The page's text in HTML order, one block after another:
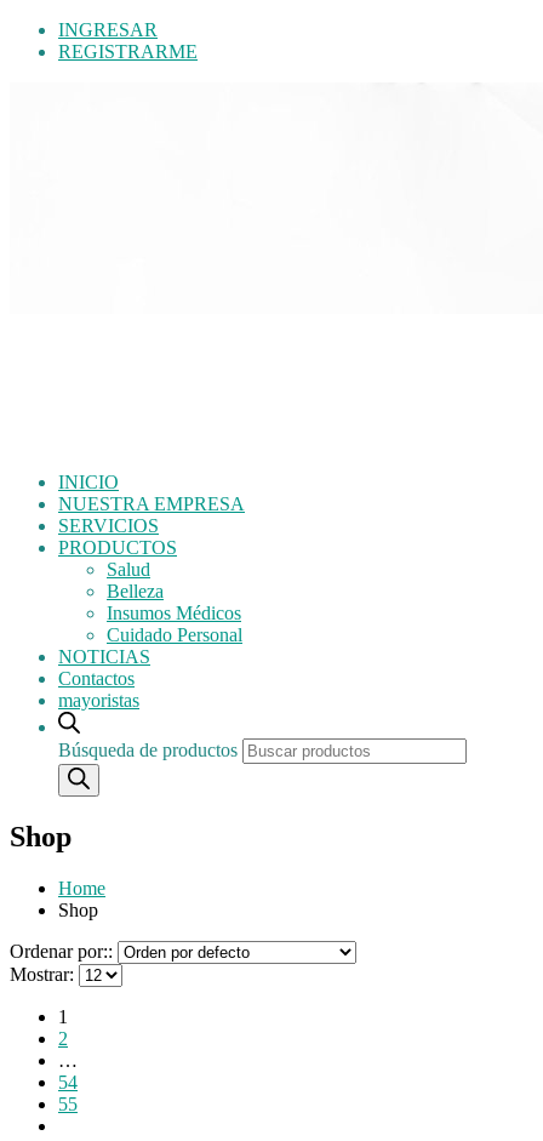
INGRESAR
REGISTRARME
INICIO
NUESTRA EMPRESA
SERVICIOS
PRODUCTOS
Salud
Belleza
Insumos Médicos
Cuidado Personal
NOTICIAS
Contactos
mayoristas
Búsqueda de productos
Shop
Home
Shop
Ordenar por::
Mostrar:
1
2
…
54
55